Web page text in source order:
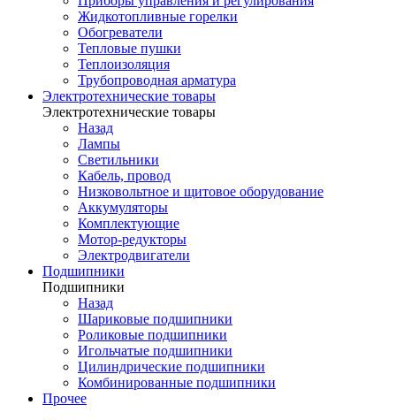
Жидкотопливные горелки
Обогреватели
Тепловые пушки
Теплоизоляция
Трубопроводная арматура
Электротехнические товары
Электротехнические товары
Назад
Лампы
Светильники
Кабель, провод
Низковольтное и щитовое оборудование
Аккумуляторы
Комплектующие
Мотор-редукторы
Электродвигатели
Подшипники
Подшипники
Назад
Шариковые подшипники
Роликовые подшипники
Игольчатые подшипники
Цилиндрические подшипники
Комбинированные подшипники
Прочее